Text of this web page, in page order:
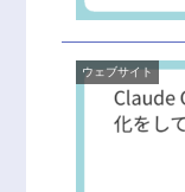
ウェブサイト